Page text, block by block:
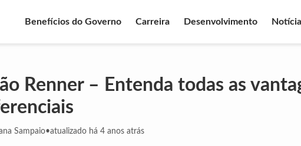
Benefícios do Governo Carreira Desenvolvimento
Renner – Entenda todas as
Sampaio•atualizado há 4 anos atrás